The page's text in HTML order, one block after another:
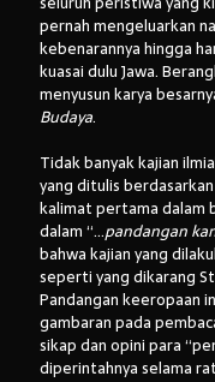
pernah mengeluarkan
kebenarannya hingga
kuasai dulu Jawa.
menyusun karya
Budaya.
Tidak banyak kajian
yang ditulis
kalimat pertama dalam
dalam “…pandangan
bahwa kajian yang
seperti yang dikarang
Pandangan keeropaan
gambaran pada
sikap dan opini para
diperintahnya selama